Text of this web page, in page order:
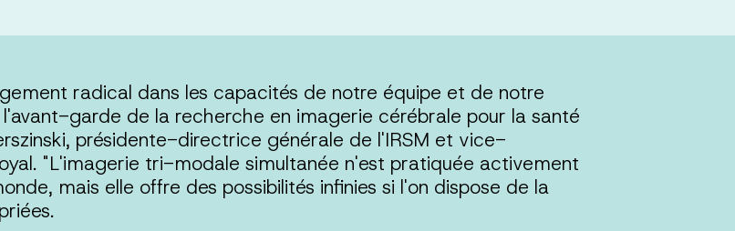
radical dans les capacités de notre équipe et de notre
garde de la recherche en imagerie cérébrale pour la santé
présidente-directrice générale de l'IRSM et vice-
"L'imagerie tri-modale simultanée n'est pratiquée activement
mais elle offre des possibilités infinies si l'on dispose de la